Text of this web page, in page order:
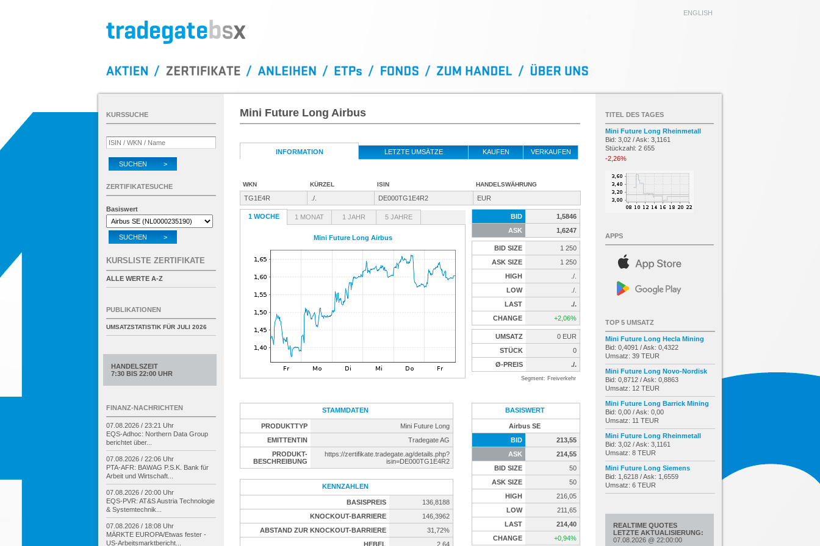
ENGLISH
Mini Future Long Airbus
INFORMATION LETZTE UMSÄTZE KAUFEN VERKAUFEN
WKN KÜRZEL ISIN HANDELSWÄHRUNG
TG1E4R ./. DE000TG1E4R2 EUR
1 WOCHE 1 MONAT 1 JAHR 5 JAHRE
Mini Future Long Airbus
BID
1,5846
ASK
1,6247
BID SIZE
1 250
ASK SIZE
1 250
HIGH
./.
LOW
./.
LAST
./.
CHANGE
+2,06%
UMSATZ
0 EUR
STÜCK
0
Ø-PREIS
./.
Segment: Freiverkehr
STAMMDATEN
PRODUKTTYP
Mini Future Long
EMITTENTIN
Tradegate AG
PRODUKT-
BESCHREIBUNG
https://zertifikate.tradegate.ag/details.php?
isin=DE000TG1E4R2
KENNZAHLEN
BASISPREIS
136,8188
KNOCKOUT-BARRIERE
146,3962
ABSTAND ZUR KNOCKOUT-BARRIERE
31,72%
HEBEL
2,64
BASISWERT
Airbus SE
BID
213,55
ASK
214,55
BID SIZE
50
ASK SIZE
50
HIGH
216,05
LOW
211,65
LAST
214,40
CHANGE
+0,94%
KURSSUCHE
SUCHEN >
ZERTIFIKATESUCHE
Basiswert
SUCHEN >
KURSLISTE ZERTIFIKATE
ALLE WERTE A-Z
PUBLIKATIONEN
UMSATZSTATISTIK FÜR JULI 2026
HANDELSZEIT
7:30 BIS 22:00 UHR
FINANZ-NACHRICHTEN
07.08.2026 / 23:21 Uhr
EQS-Adhoc: Northern Data Group
berichtet über...
07.08.2026 / 22:06 Uhr
PTA-AFR: BAWAG P.S.K. Bank für
Arbeit und Wirtschaft...
07.08.2026 / 20:00 Uhr
EQS-PVR: AT&S Austria Technologie
& Systemtechnik...
07.08.2026 / 18:08 Uhr
MÄRKTE EUROPA/Etwas fester -
US-Arbeitsmarktbericht...
TITEL DES TAGES
Mini Future Long Rheinmetall
Bid: 3,02 / Ask: 3,1161
Stückzahl: 2 655
-2,26%
APPS
TOP 5 UMSATZ
Mini Future Long Hecla Mining
Bid: 0,4091 / Ask: 0,4322
Umsatz: 39 TEUR
Mini Future Long Novo-Nordisk
Bid: 0,8712 / Ask: 0,8863
Umsatz: 12 TEUR
Mini Future Long Barrick Mining
Bid: 0,00 / Ask: 0,00
Umsatz: 11 TEUR
Mini Future Long Rheinmetall
Bid: 3,02 / Ask: 3,1161
Umsatz: 8 TEUR
Mini Future Long Siemens
Bid: 1,6218 / Ask: 1,6559
Umsatz: 6 TEUR
REALTIME QUOTES
LETZTE AKTUALISIERUNG:
07.08.2026 @ 22:00:00